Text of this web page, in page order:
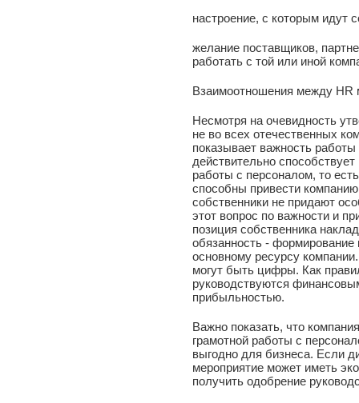
настроение, с которым идут
желание поставщиков,
работать с той или иной
Взаимоотношения между HR
Несмотря на очевидность
не во всех отечественных
показывает важность
действительно
работы с персоналом, то
способны привести
собственники не придают
этот вопрос по важности и
позиция собственника
обязанность - формирование
основному ресурсу
могут быть цифры. Как
руководствуются
прибыльностью.
Важно показать, что
грамотной работы с
выгодно для бизнеса. Если
мероприятие может иметь
получить одобрение